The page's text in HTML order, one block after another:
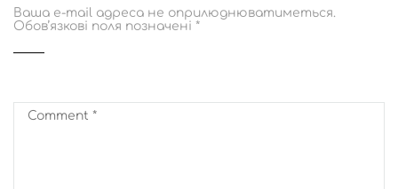
Ваша e-mail адреса не оприлюднюватиметься.
Обов’язкові поля позначені *